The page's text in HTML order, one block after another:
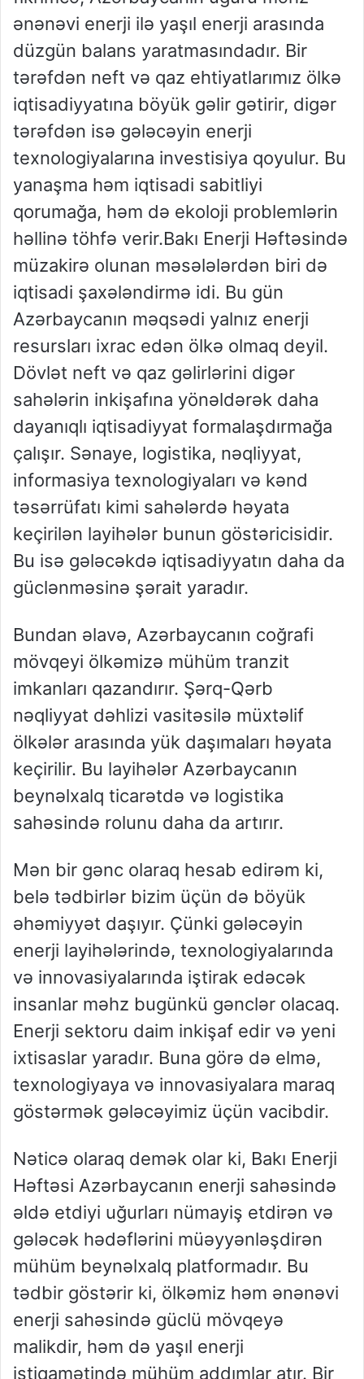
ənənəvi enerji ilə yaşıl enerji arasında
düzgün balans yaratmasındadır. Bir
tərəfdən neft və qaz ehtiyatlarımız ölkə
iqtisadiyyatına böyük gəlir gətirir, digər
tərəfdən isə gələcəyin enerji
texnologiyalarına investisiya qoyulur. Bu
yanaşma həm iqtisadi sabitliyi
qorumağa, həm də ekoloji problemlərin
həllinə töhfə verir.Bakı Enerji Həftəsində
müzakirə olunan məsələlərdən biri də
iqtisadi şaxələndirmə idi. Bu gün
Azərbaycanın məqsədi yalnız enerji
resursları ixrac edən ölkə olmaq deyil.
Dövlət neft və qaz gəlirlərini digər
sahələrin inkişafına yönəldərək daha
dayanıqlı iqtisadiyyat formalaşdırmağa
çalışır. Sənaye, logistika, nəqliyyat,
informasiya texnologiyaları və kənd
təsərrüfatı kimi sahələrdə həyata
keçirilən layihələr bunun göstəricisidir.
Bu isə gələcəkdə iqtisadiyyatın daha da
güclənməsinə şərait yaradır.
Bundan əlavə, Azərbaycanın coğrafi
mövqeyi ölkəmizə mühüm tranzit
imkanları qazandırır. Şərq-Qərb
nəqliyyat dəhlizi vasitəsilə müxtəlif
ölkələr arasında yük daşımaları həyata
keçirilir. Bu layihələr Azərbaycanın
beynəlxalq ticarətdə və logistika
sahəsində rolunu daha da artırır.
Mən bir gənc olaraq hesab edirəm ki,
belə tədbirlər bizim üçün də böyük
əhəmiyyət daşıyır. Çünki gələcəyin
enerji layihələrində, texnologiyalarında
və innovasiyalarında iştirak edəcək
insanlar məhz bugünkü gənclər olacaq.
Enerji sektoru daim inkişaf edir və yeni
ixtisaslar yaradır. Buna görə də elmə,
texnologiyaya və innovasiyalara maraq
göstərmək gələcəyimiz üçün vacibdir.
Nəticə olaraq demək olar ki, Bakı Enerji
Həftəsi Azərbaycanın enerji sahəsində
əldə etdiyi uğurları nümayiş etdirən və
gələcək hədəflərini müəyyənləşdirən
mühüm beynəlxalq platformadır. Bu
tədbir göstərir ki, ölkəmiz həm ənənəvi
enerji sahəsində güclü mövqeyə
malikdir, həm də yaşıl enerji
istiqamətində mühüm addımlar atır. Bir